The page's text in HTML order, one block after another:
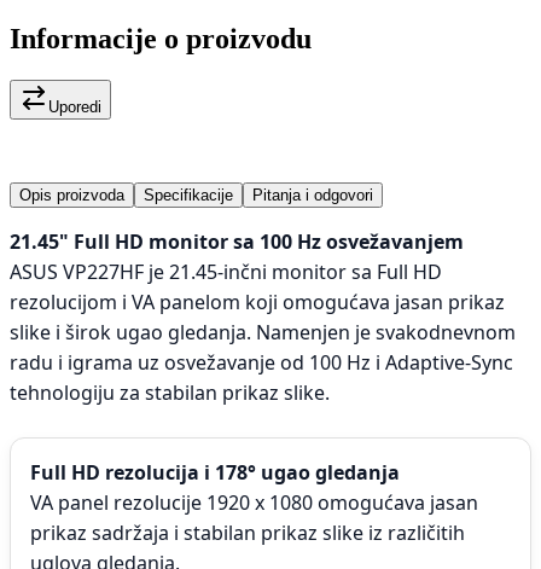
Informacije o proizvodu
Uporedi
Opis proizvoda Specifikacije Pitanja i odgovori
21.45" Full HD monitor sa 100 Hz osvežavanjem
ASUS VP227HF je 21.45-inčni monitor sa Full HD
rezolucijom i VA panelom koji omogućava jasan prikaz
slike i širok ugao gledanja. Namenjen je svakodnevnom
radu i igrama uz osvežavanje od 100 Hz i Adaptive-Sync
tehnologiju za stabilan prikaz slike.
Full HD rezolucija i 178° ugao gledanja
VA panel rezolucije 1920 x 1080 omogućava jasan
prikaz sadržaja i stabilan prikaz slike iz različitih
uglova gledanja.